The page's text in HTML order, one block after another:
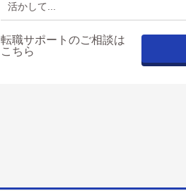
活かして...
転職サポートのご相談は
こちら